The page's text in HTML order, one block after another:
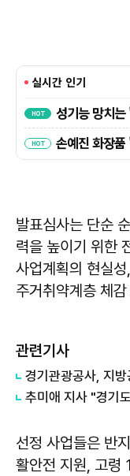
발표심사는 단순
력을 높이기 위한
사업계획의 현실
주거취약계층 체
관련기사
선정 사업들은 반
활안전 지원, 고령